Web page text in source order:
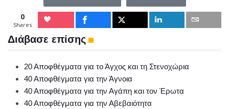
0
Shares
Διάβασε επίσης
20 Αποφθέγματα για το Άγχος και τη Στενοχώρια
40 Αποφθέγματα για την Άγνοια
40 Αποφθέγματα για την Αγάπη και τον Έρωτα
40 Αποφθέγματα για την Αβεβαιότητα